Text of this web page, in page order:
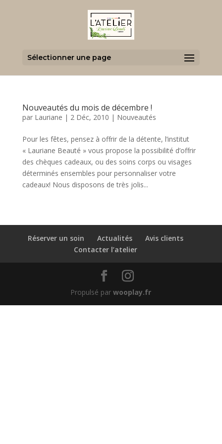
Sélectionner une page
Nouveautés du mois de décembre !
par Lauriane | 2 Déc, 2010 | Nouveautés
Pour les fêtes, pensez à offrir de la détente, l’institut
« Lauriane Beauté » vous propose la possibilité d’offrir
des chèques cadeaux, ou des soins corps ou visages
déterminés ensembles pour personnaliser votre
cadeaux! Nous disposons de très jolis...
Réserver un soin Actualités
Avis clients
Contacter l’atelier
Propulsé parwooplay.fr